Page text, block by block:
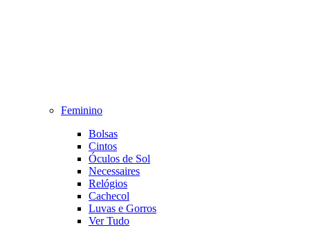
Feminino
Bolsas
Cintos
Óculos de Sol
Necessaires
Relógios
Cachecol
Luvas e Gorros
Ver Tudo